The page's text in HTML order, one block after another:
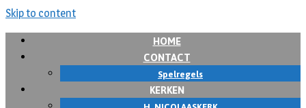
Skip to content
HOME
CONTACT
Spelregels
KERKEN